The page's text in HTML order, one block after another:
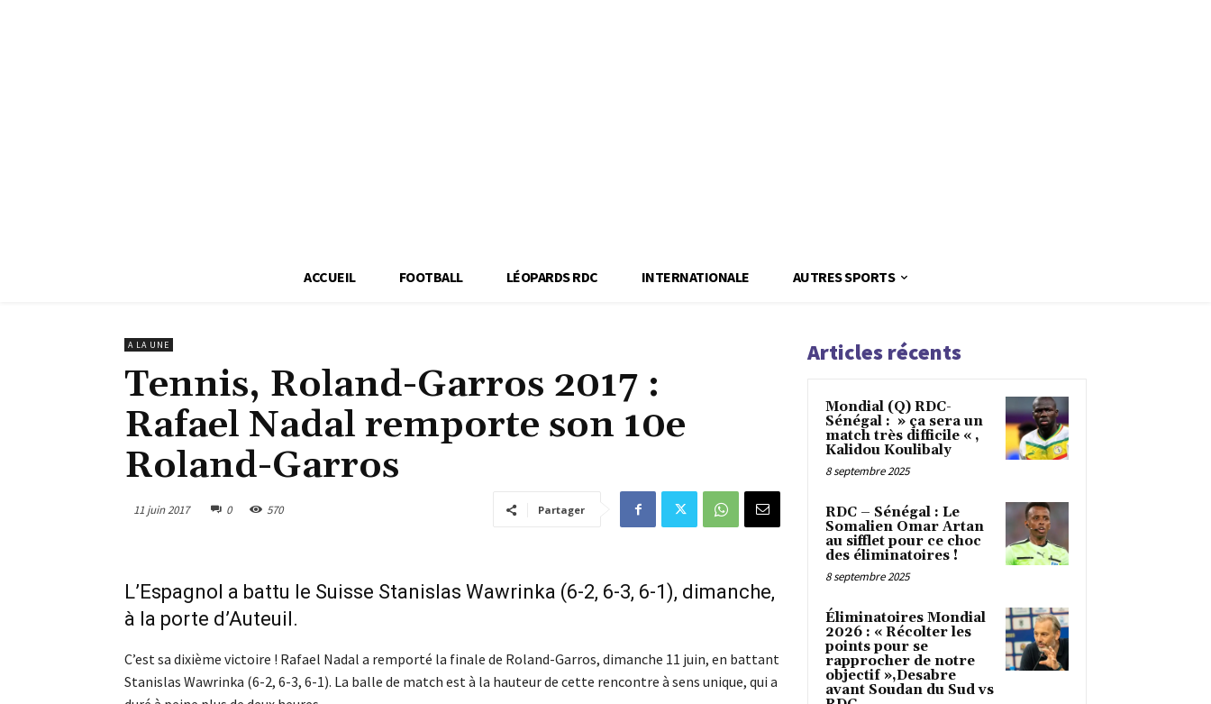
ACCUEIL FOOTBALL LÉOPARDS RDC INTERNATIONALE AUTRES SPORTS
A LA UNE
Tennis, Roland-Garros 2017 :
Rafael Nadal remporte son 10e
Roland-Garros
11 juin 2017 0 570 Partager
L’Espagnol a battu le Suisse Stanislas Wawrinka (6-2, 6-3, 6-1), dimanche,
à la porte d’Auteuil.
C’est sa dixième victoire ! Rafael Nadal a remporté la finale de Roland-Garros, dimanche 11 juin, en battant
Stanislas Wawrinka (6-2, 6-3, 6-1). La balle de match est à la hauteur de cette rencontre à sens unique, qui a
Articles récents
Mondial (Q) RDC-
Sénégal : » ça sera un
match très difficile « ,
Kalidou Koulibaly
8 septembre 2025
RDC – Sénégal : Le
Somalien Omar Artan
au sifflet pour ce choc
des éliminatoires !
8 septembre 2025
Éliminatoires Mondial
2026 : « Récolter les
points pour se
rapprocher de notre
objectif »,Desabre
avant Soudan du Sud vs